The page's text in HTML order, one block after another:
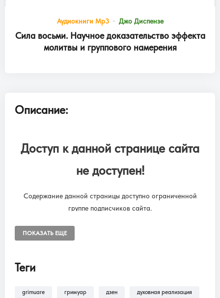
Аудиокниги Mp3 Джо Диспензе
Сила восьми. Научное доказательство эффекта
молитвы и группового намерения
Описание:
Доступ к данной странице сайта
не доступен!
Содержание данной страницы доступно ограниченной
группе подписчиков сайта.
“SUBSCRIPTION ONLINE LIBRARY GRIMUARE”
В разделеПомощь >Как оформить
ПОКАЗАТЬ ЕЩЕ
Теги
grimuare гримуар дзен духовная реализация